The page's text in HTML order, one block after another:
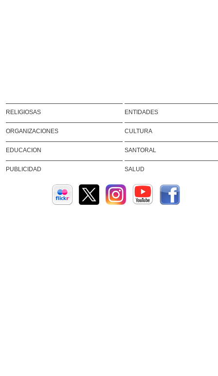
RELIGIOSAS ENTIDADES
ORGANIZACIONES CULTURA
EDUCACION SANTORAL
PUBLICIDAD SALUD